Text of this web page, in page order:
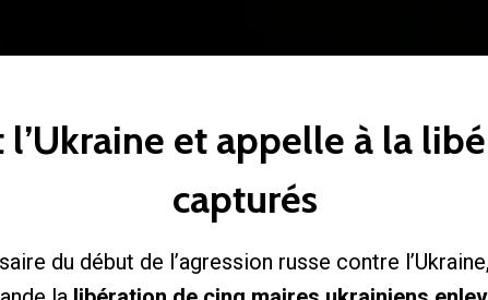
l’Ukraine et appelle à la
capturés
du début de l’agression russe contre